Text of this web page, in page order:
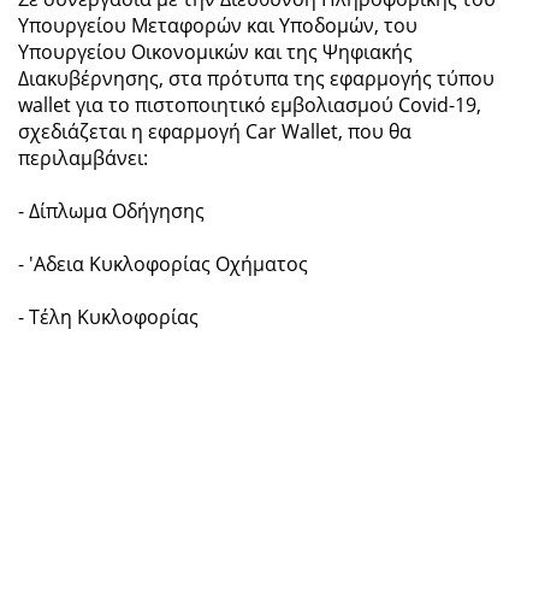
Υπουργείου Μεταφορών και Υποδομών, του
Υπουργείου Οικονομικών και της Ψηφιακής
Διακυβέρνησης, στα πρότυπα της εφαρμογής τύπου
wallet για το πιστοποιητικό εμβολιασμού Covid-19,
σχεδιάζεται η εφαρμογή Car Wallet, που θα
περιλαμβάνει:
- Δίπλωμα Οδήγησης
- 'Αδεια Κυκλοφορίας Οχήματος
- Τέλη Κυκλοφορίας